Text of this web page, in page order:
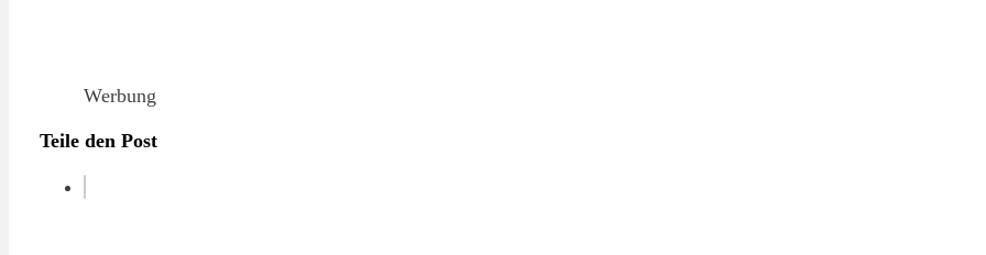
Werbung
Teile den Post